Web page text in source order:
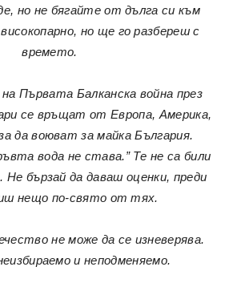
но не бягайте от дълга си към
но ще го разбереш с
времето.
Първата Балканска война през
се връщат от Европа, Америка,
да воюват за майка България.
вода не става.” Те не са били
Не бързай да даваш оценки, преди
нещо по-свято от тях.
не може да се изневерява.
и неподменяемо.